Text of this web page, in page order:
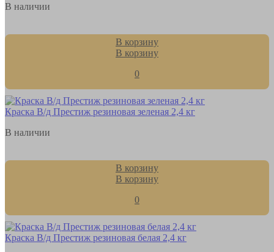
В наличии
В корзину
В корзину
0
Краска В/д Престиж резиновая зеленая 2,4 кг
В наличии
В корзину
В корзину
0
Краска В/д Престиж резиновая белая 2,4 кг